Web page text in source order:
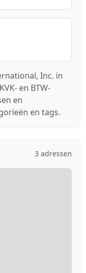
Inc. in
en BTW-
en
en tags.
3 adressen